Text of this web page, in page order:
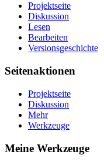
Projektseite
Diskussion
Lesen
Bearbeiten
Versionsgeschichte
Seitenaktionen
Projektseite
Diskussion
Mehr
Werkzeuge
Meine Werkzeuge